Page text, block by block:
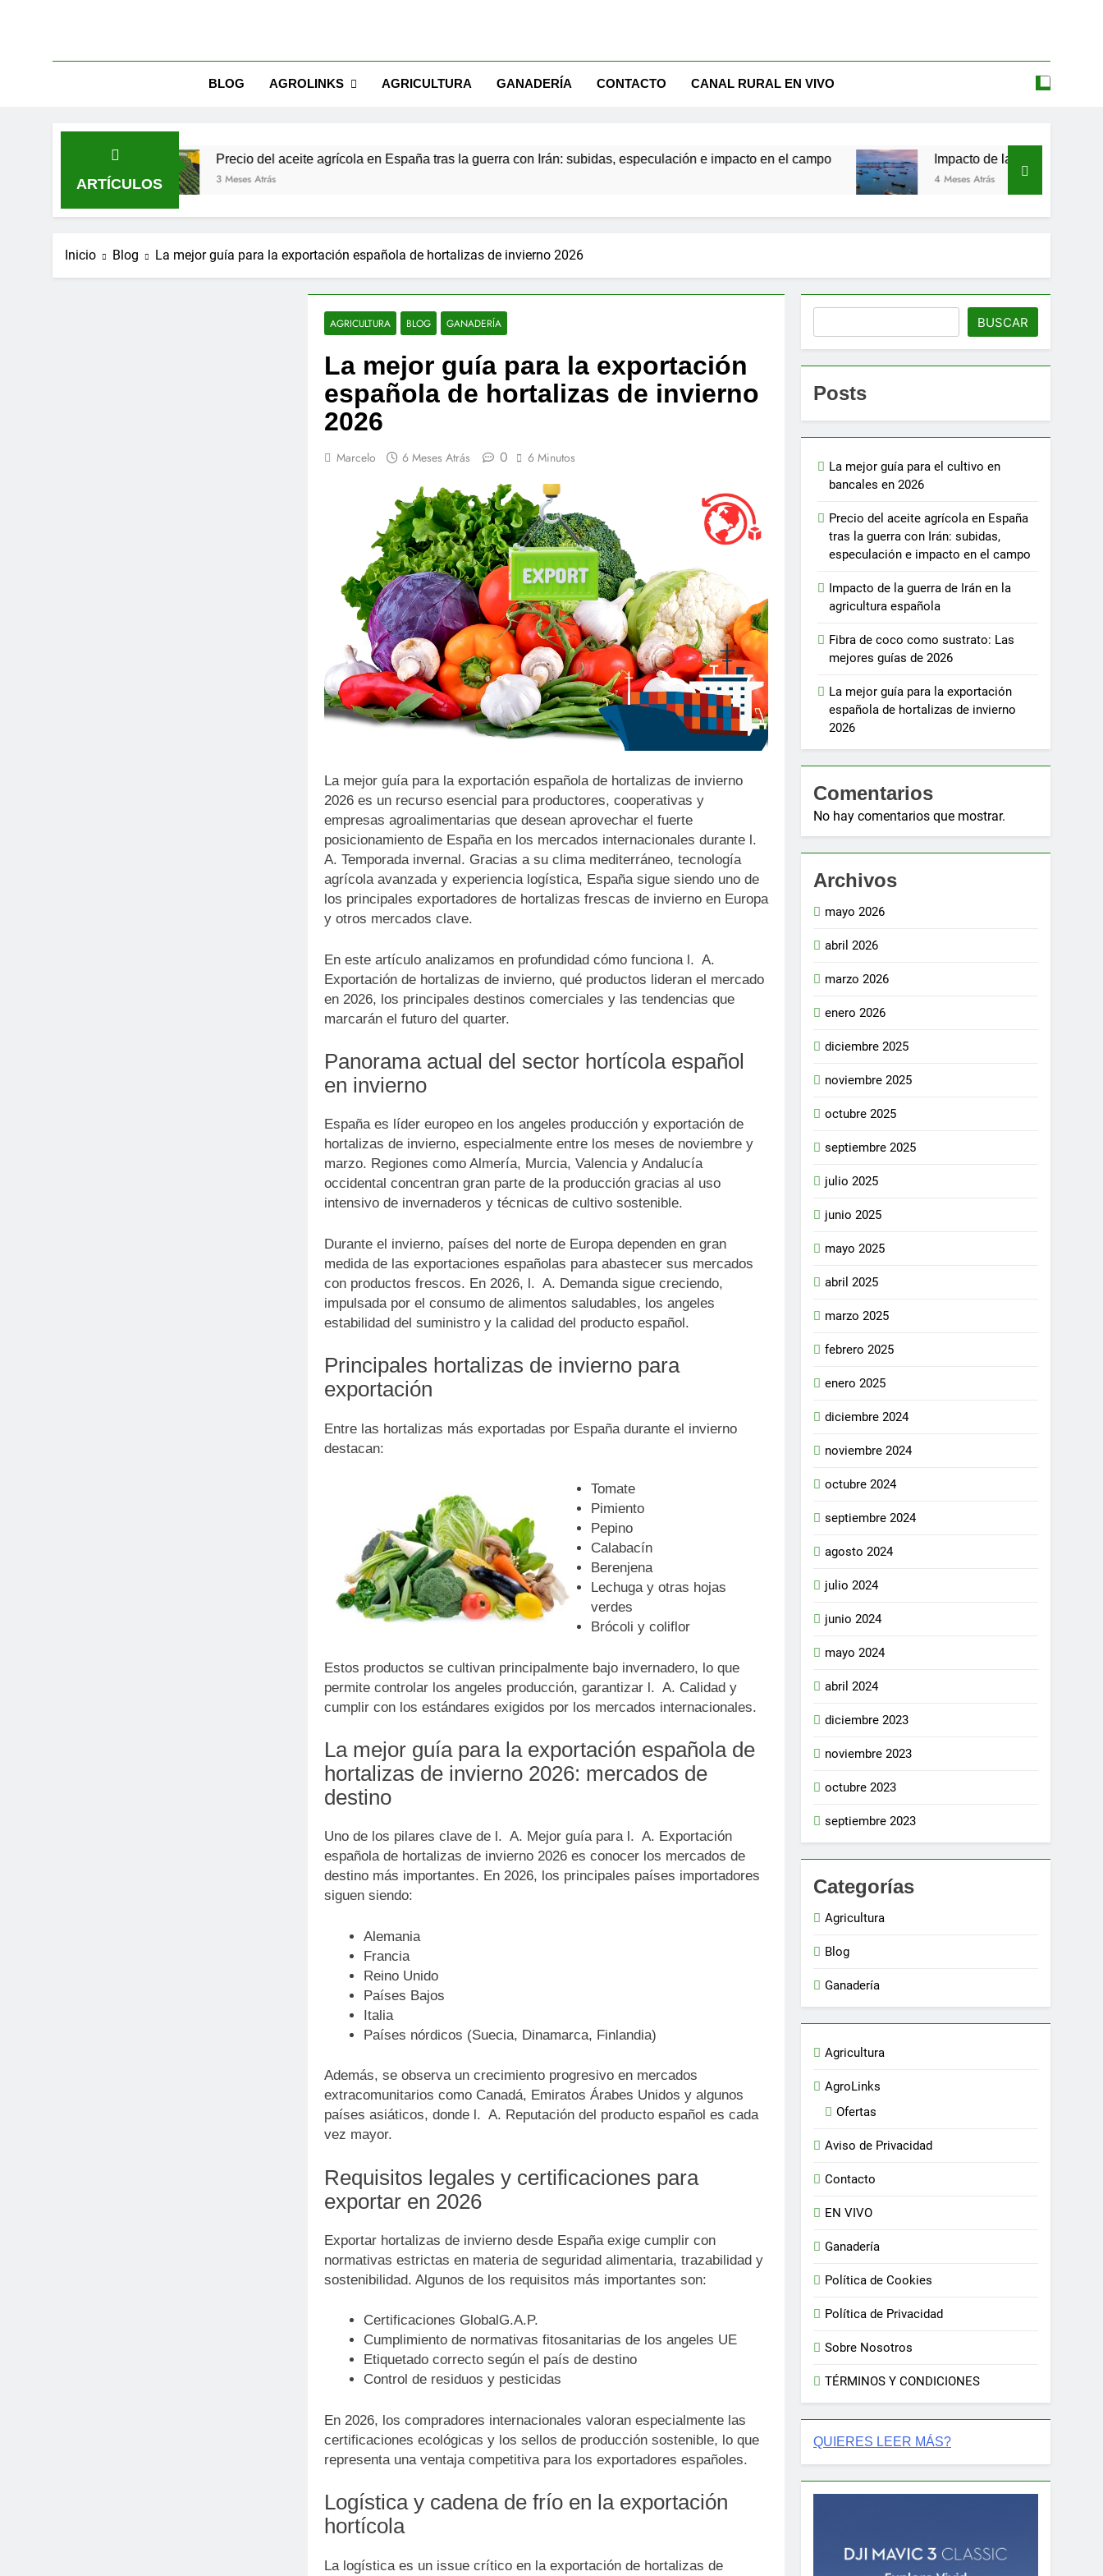
BLOG AGROLINKS AGRICULTURA GANADERÍA CONTACTO CANAL RURAL EN VIVO
ARTÍCULOS
Precio del aceite agrícola en España tras la guerra con Irán: subidas, especulación e impacto en el campo
3 Meses Atrás
Impacto de la guerra de Irán en la
4 Meses Atrás
Inicio Blog La mejor guía para la exportación española de hortalizas de invierno 2026
AGRICULTURA BLOG GANADERÍA
La mejor guía para la exportación
española de hortalizas de invierno
2026
Marcelo 6 Meses Atrás 0 6 Minutos
La mejor guía para la exportación española de hortalizas de invierno
2026 es un recurso esencial para productores, cooperativas y
empresas agroalimentarias que desean aprovechar el fuerte
posicionamiento de España en los mercados internacionales durante l.
A. Temporada invernal. Gracias a su clima mediterráneo, tecnología
agrícola avanzada y experiencia logística, España sigue siendo uno de
los principales exportadores de hortalizas frescas de invierno en Europa
y otros mercados clave.
En este artículo analizamos en profundidad cómo funciona l. A.
Exportación de hortalizas de invierno, qué productos lideran el mercado
en 2026, los principales destinos comerciales y las tendencias que
marcarán el futuro del quarter.
Panorama actual del sector hortícola español
en invierno
España es líder europeo en los angeles producción y exportación de
hortalizas de invierno, especialmente entre los meses de noviembre y
marzo. Regiones como Almería, Murcia, Valencia y Andalucía
occidental concentran gran parte de la producción gracias al uso
intensivo de invernaderos y técnicas de cultivo sostenible.
Durante el invierno, países del norte de Europa dependen en gran
medida de las exportaciones españolas para abastecer sus mercados
con productos frescos. En 2026, l. A. Demanda sigue creciendo,
impulsada por el consumo de alimentos saludables, los angeles
estabilidad del suministro y la calidad del producto español.
Principales hortalizas de invierno para
exportación
Entre las hortalizas más exportadas por España durante el invierno
destacan:
Tomate
Pimiento
Pepino
Calabacín
Berenjena
Lechuga y otras hojas
verdes
Brócoli y coliflor
Estos productos se cultivan principalmente bajo invernadero, lo que
permite controlar los angeles producción, garantizar l. A. Calidad y
cumplir con los estándares exigidos por los mercados internacionales.
La mejor guía para la exportación española de
hortalizas de invierno 2026: mercados de
destino
Uno de los pilares clave de l. A. Mejor guía para l. A. Exportación
española de hortalizas de invierno 2026 es conocer los mercados de
destino más importantes. En 2026, los principales países importadores
siguen siendo:
Alemania
Francia
Reino Unido
Países Bajos
Italia
Países nórdicos (Suecia, Dinamarca, Finlandia)
Además, se observa un crecimiento progresivo en mercados
extracomunitarios como Canadá, Emiratos Árabes Unidos y algunos
países asiáticos, donde l. A. Reputación del producto español es cada
vez mayor.
Requisitos legales y certificaciones para
exportar en 2026
Exportar hortalizas de invierno desde España exige cumplir con
normativas estrictas en materia de seguridad alimentaria, trazabilidad y
sostenibilidad. Algunos de los requisitos más importantes son:
Certificaciones GlobalG.A.P.
Cumplimiento de normativas fitosanitarias de los angeles UE
Etiquetado correcto según el país de destino
Control de residuos y pesticidas
En 2026, los compradores internacionales valoran especialmente las
certificaciones ecológicas y los sellos de producción sostenible, lo que
representa una ventaja competitiva para los exportadores españoles.
Logística y cadena de frío en la exportación
hortícola
La logística es un issue crítico en la exportación de hortalizas de
BUSCAR
Posts
La mejor guía para el cultivo en
bancales en 2026
Precio del aceite agrícola en España
tras la guerra con Irán: subidas,
especulación e impacto en el campo
Impacto de la guerra de Irán en la
agricultura española
Fibra de coco como sustrato: Las
mejores guías de 2026
La mejor guía para la exportación
española de hortalizas de invierno
2026
Comentarios
No hay comentarios que mostrar.
Archivos
mayo 2026
abril 2026
marzo 2026
enero 2026
diciembre 2025
noviembre 2025
octubre 2025
septiembre 2025
julio 2025
junio 2025
mayo 2025
abril 2025
marzo 2025
febrero 2025
enero 2025
diciembre 2024
noviembre 2024
octubre 2024
septiembre 2024
agosto 2024
julio 2024
junio 2024
mayo 2024
abril 2024
diciembre 2023
noviembre 2023
octubre 2023
septiembre 2023
Categorías
Agricultura
Blog
Ganadería
Agricultura
AgroLinks
Ofertas
Aviso de Privacidad
Contacto
EN VIVO
Ganadería
Política de Cookies
Política de Privacidad
Sobre Nosotros
TÉRMINOS Y CONDICIONES
QUIERES LEER MÁS?